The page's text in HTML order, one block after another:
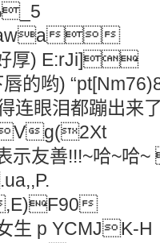
:awa
厚) E:rJi]
的哟)
得连眼泪都蹦出
g(2Xt
表示友善!!!~哈~
生 p YCMJK-